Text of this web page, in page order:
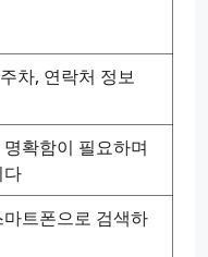
차, 연락처 정보
확함이 필요하며
다
트폰으로 검색하